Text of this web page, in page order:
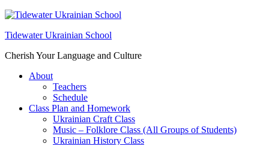
Tidewater Ukrainian School
Cherish Your Language and Culture
About
Teachers
Schedule
Class Plan and Homework
Ukrainian Craft Class
Music – Folklore Class (All Groups of Students)
Ukrainian History Class